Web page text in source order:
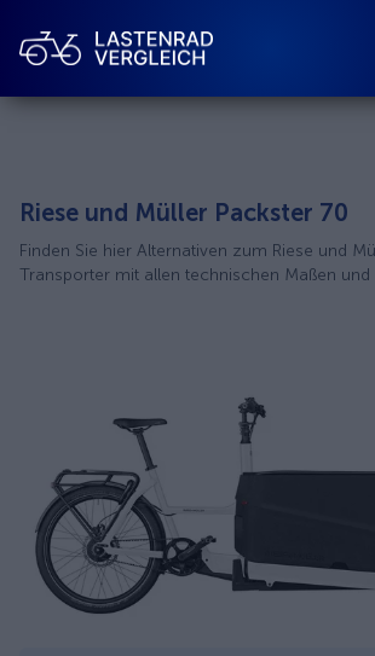
Riese und Müller Packster 70
Finden Sie hier Alternativen zum Riese und
Transporter mit allen technischen Maßen und